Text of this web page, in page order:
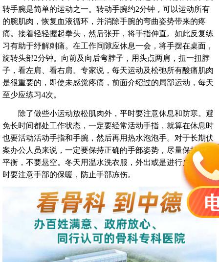
转手腕是简单的运动之一。转动手腕约2分钟，可以运动所有
的腕肌肉，恢复血液循环，并消除手腕的弯曲姿势带来的疼
痛。接着轻轻握起拳头，然后张开，将手指伸直。如此反复练
习有助于纾解刺痛。在工作间隙应休息一会，将手摆在桌面，
旋转头部2分钟。向前及向后弯脖子，用头点两肩，扭一扭脖
子，看左肩、看右肩。专家说，每天运动及松弛所有酸痛肌肉
是很重要的，即使未感觉疼痛，前面介绍过的局部运动，每天
至少应练习4次。
除了做些小运动放松肌肉外，平时要注意休息和防寒。避
免长时间都处工作状态，一定要经常活动手指，就算在休息时
也要活动活动手指和手腕，然后再用热水泡泡手。对于长期伏
案办公人员来说，一定要保持正确的手部姿势，尽量保持双手
平衡，不要悬空。冬天用温水洗衣服，外出或是进行户外运动
时要注意手部的保暖，防止手部冻伤。